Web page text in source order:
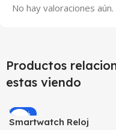
No hay valoraciones aún.
Productos
estas viendo
-10%
Smartwatch Reloj